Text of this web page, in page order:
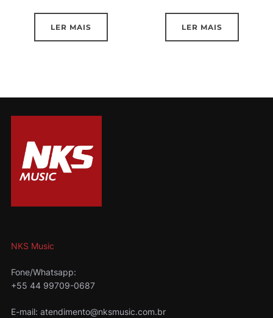
LER MAIS LER MAIS
NKS Music
Fone/Whatsapp:
+55 44 99709-0687
E-mail: atendimento@nksmusic.com.br